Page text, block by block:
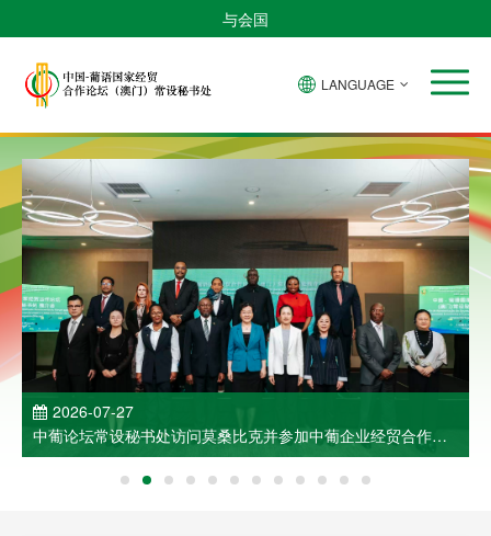
与会国
LANGUAGE
2026-07-27
中葡论坛常设秘书处访问莫桑比克并参加中葡企业经贸合作洽
谈会